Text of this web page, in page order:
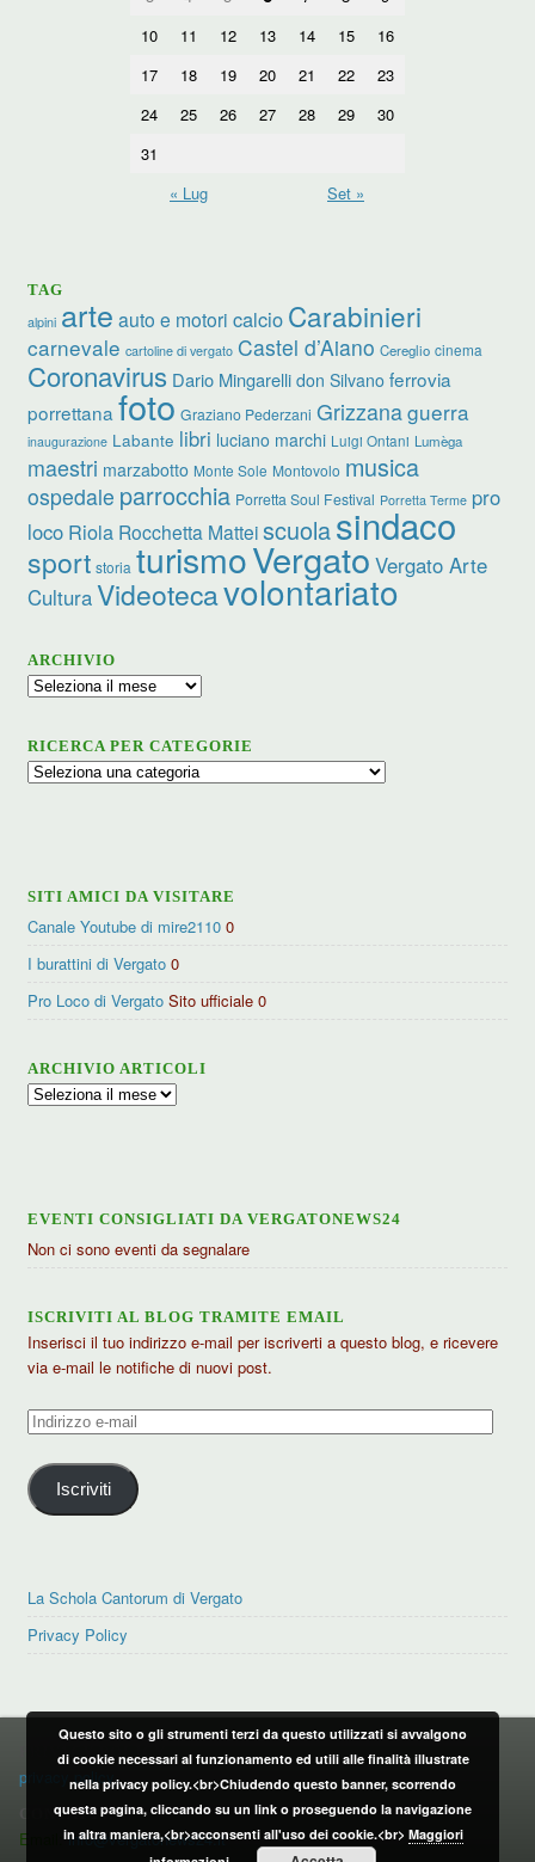
10
11 12 13 14 15
16
17
18 19 20 21 22
23
24
25 26 27 28 29
30
31
« Lug
Set »
TAG
alpini arte auto e motori calcio Carabinieri
carnevale cartoline di vergato Castel d’Aiano Cereglio cinema
Coronavirus Dario Mingarelli don Silvano ferrovia
porrettanafoto Graziano Pederzani Grizzanaguerra
inaugurazione Labante libri luciano marchi Luigi Ontani Lumèga
maestri marzabotto Monte Sole Montovolo musica
ospedale parrocchia Porretta Soul Festival Porretta Terme pro
loco Riola Rocchetta Matteiscuolasindaco
sport storia turismoVergato Vergato Arte
CulturaVideotecavolontariato
ARCHIVIO
Archivio
RICERCA PER CATEGORIE
Ricerca
SITI AMICI DA VISITARE
Canale Youtube di mire2110 0
I burattini di Vergato 0
Pro Loco di Vergato Sito ufficiale 0
ARCHIVIO ARTICOLI
Archivio
EVENTI CONSIGLIATI DA VERGATONEWS24
Non ci sono eventi da segnalare
ISCRIVITI AL BLOG TRAMITE EMAIL
Inserisci il tuo indirizzo e-mail per iscriverti a questo blog, e ricevere
via e-mail le notifiche di nuovi post.
Indirizzo
mail
Iscriviti
La Schola Cantorum di Vergato
Privacy Policy
PRIVACY POLICY
privacy policy
CONTATTI:
Email:info@vergatonews24.it
Questo sito o gli strumenti terzi da questo utilizzati si avvalgono
di cookie necessari al funzionamento ed utili alle finalità illustrate
nella privacy policy.<br>Chiudendo questo banner, scorrendo
questa pagina, cliccando su un link o proseguendo la navigazione
in altra maniera,<br>acconsenti all'uso dei cookie.<br> Maggiori